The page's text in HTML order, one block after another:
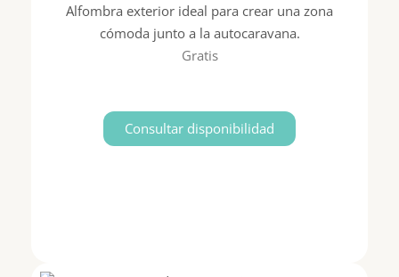
Alfombra exterior ideal para crear una zona
cómoda junto a la autocaravana.
Gratis
Consultar disponibilidad